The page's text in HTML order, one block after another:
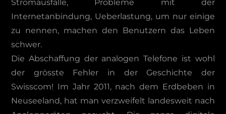
Stromausfälle, Probleme mit der
Internetanbindung, Ueberlastung, um nur einige
zu nennen, machen den Benutzern das Leben
schwer.
Die Abschaffung der analogen Telefone ist wohl
der grösste Fehler in der Geschichte der
Swisscom! Im Jahr 2011, nach dem Erdbeben in
Neuseeland, hat man verzweifelt landesweit nach